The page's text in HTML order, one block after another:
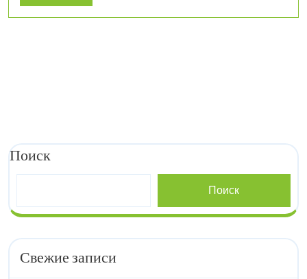
More
Поиск
Поиск
Свежие записи